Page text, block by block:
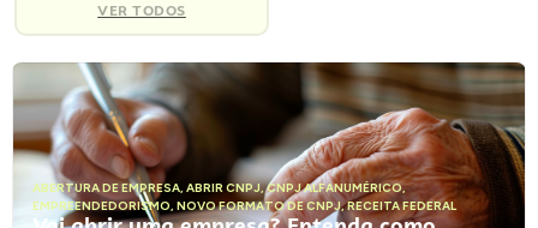
VER TODOS
ABERTURA DE EMPRESA, ABRIR CNPJ,CNPJ ALFANUMÉRICO,
EMPREENDEDORISMO, NOVO FORMATO DE CNPJ,RECEITA FEDERAL